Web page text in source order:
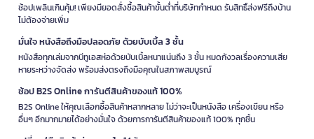
ช้อปเพลินเกินคุ้ม! เพียงมียอดสั่งซื้อสินค้าขั้นต่ำที่บริษัทกำหนด รับสิทธิ์ส่งฟรีถึงบ้าน
ไม่ต้องจ่ายเพิ่ม
มั่นใจ หนังสือถึงมือปลอดภัย ด้วยบับเบิ้ล 3 ชั้น
หนังสือทุกเล่มจากบีทูเอสห่อด้วยบับเบิ้ลหนาแน่นถึง 3 ชั้น หมดกังวลเรื่องความเสีย
หายระหว่างจัดส่ง พร้อมส่งตรงถึงมือคุณในสภาพสมบูรณ์
ช้อป B2S Online การันตีสินค้าของแท้ 100%
B2S Online ให้คุณเลือกซื้อสินค้าหลากหลาย ไม่ว่าจะเป็นหนังสือ เครื่องเขียน หรือ
อื่นๆ อีกมากมายได้อย่างมั่นใจ ด้วยการการันตีสินค้าของแท้ 100% ทุกชิ้น